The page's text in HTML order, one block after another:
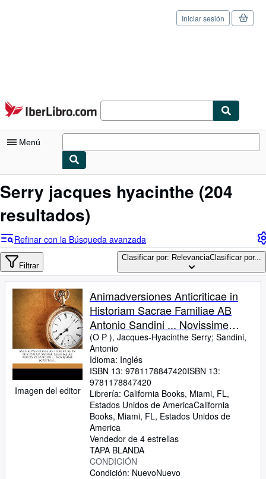
Pasar al contenido principal
IberLibro.com
Iniciar sesión
Menú
Consultar mis pedidos
Búsqueda avanzada
Colecciones
Libros antiguos
Arte y coleccionismo
Vendedores
Comenzar a vender
Ayuda
CERRAR
Serry jacques hyacinthe (204
resultados)
Refinar con la Búsqueda avanzada
Filtrar
Clasificar por: RelevanciaClasificar por...
Imagen del editor
Animadversiones Anticriticae in
Historiam Sacrae Familiae AB
Antonio Sandini ... Novissime
Scriptam...
(O P ), Jacques-Hyacinthe Serry; Sandini,
Antonio
Idioma: Inglés
ISBN 13: 9781178847420ISBN 13:
9781178847420
Librería: California Books, Miami, FL,
Estados Unidos de AmericaCalifornia
Books, Miami, FL, Estados Unidos de
America
Vendedor de 4 estrellas
TAPA BLANDA
CONDICIÓN
Condición: NuevoNuevo